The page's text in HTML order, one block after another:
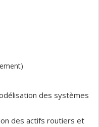
des systèmes
des actifs routiers et